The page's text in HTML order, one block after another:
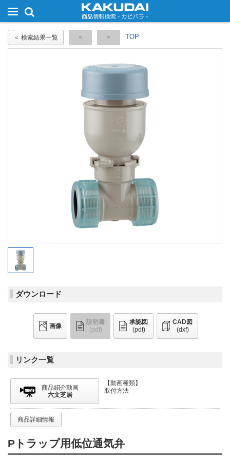
＜ 検索結果一覧 TOP
ダウンロード
画像
説明書
(pdf)
承認図
(pdf)
CAD図
(dxf)
リンク一覧
商品紹介動画
六文芝居
【動画種類】
取付方法
商品詳細情報
Pトラップ用低位通気弁